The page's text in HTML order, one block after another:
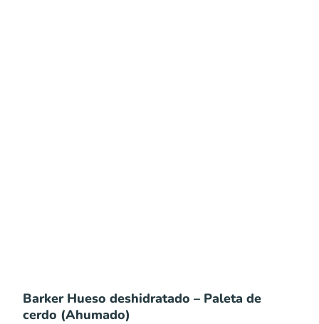
Barker Hueso deshidratado – Paleta de
cerdo (Ahumado)